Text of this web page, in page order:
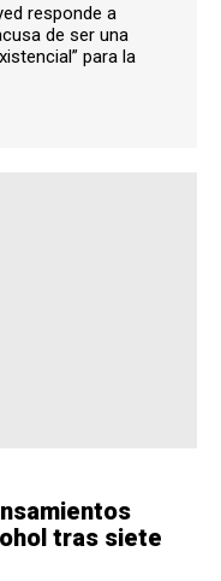
responde a
de ser una
para la
tras siete